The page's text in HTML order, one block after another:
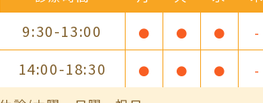
9:30-13:00 ● ● ● -
14:00-18:30 ● ● ● -